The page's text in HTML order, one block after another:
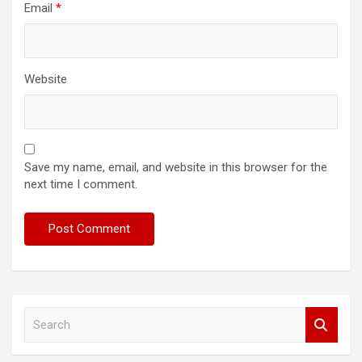
Email *
Website
Save my name, email, and website in this browser for the
next time I comment.